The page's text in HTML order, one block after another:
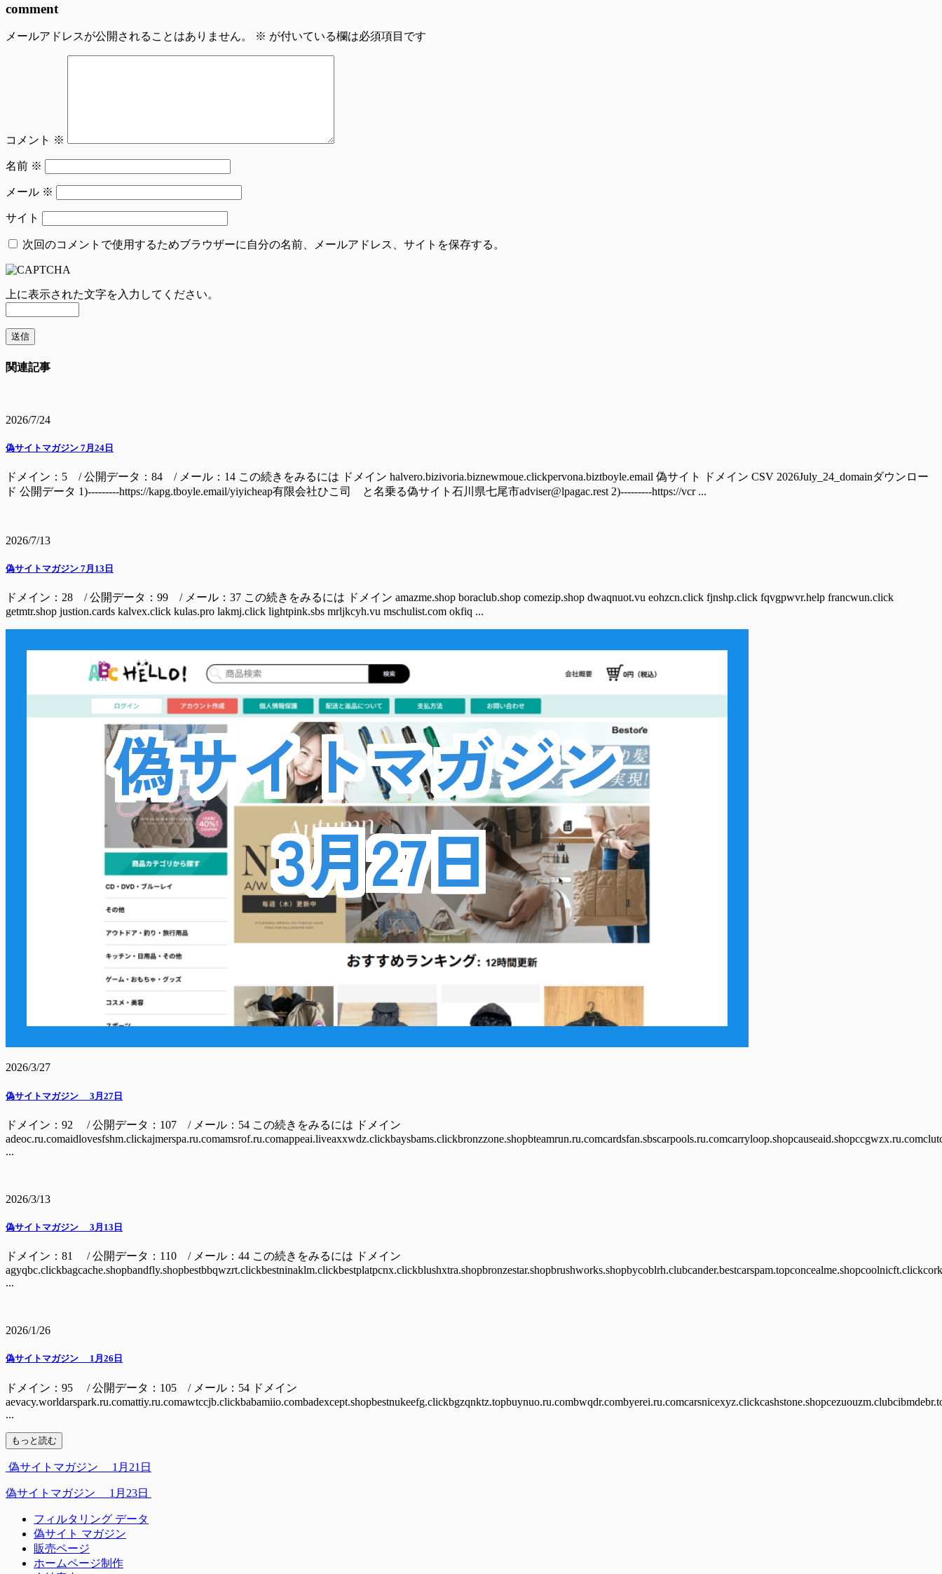
comment
メールアドレスが公開されることはありません。 ※ が付いている欄は必須項目です
コメント ※
名前 ※
メール ※
サイト
次回のコメントで使用するためブラウザーに自分の名前、メールアドレス、サイトを保存する。
上に表示された文字を入力してください。
関連記事
2026/7/24
偽サイトマガジン 7月24日
ドメイン：5 / 公開データ：84 / メール：14 この続きをみるには ドメイン halvero.bizivoria.biznewmoue.clickpervona.biztboyle.email 偽サイト ドメイン CSV 2026July_24_domainダウンロー
ド 公開データ 1)---------https://kapg.tboyle.email/yiyicheap有限会社ひこ司 と名乗る偽サイト石川県七尾市adviser@lpagac.rest 2)---------https://vcr ...
2026/7/13
偽サイトマガジン 7月13日
ドメイン：28 / 公開データ：99 / メール：37 この続きをみるには ドメイン amazme.shop boraclub.shop comezip.shop dwaqnuot.vu eohzcn.click fjnshp.click fqvgpwvr.help francwun.click
getmtr.shop justion.cards kalvex.click kulas.pro lakmj.click lightpink.sbs mrljkcyh.vu mschulist.com okfiq ...
2026/3/27
偽サイトマガジン 3月27日
ドメイン：92 / 公開データ：107 / メール：54 この続きをみるには ドメイン
...
2026/3/13
偽サイトマガジン 3月13日
ドメイン：81 / 公開データ：110 / メール：44 この続きをみるには ドメイン
...
2026/1/26
偽サイトマガジン 1月26日
ドメイン：95 / 公開データ：105 / メール：54 ドメイン
...
もっと読む
偽サイトマガジン 1月21日
偽サイトマガジン 1月23日
フィルタリング データ
偽サイト マガジン
販売ページ
ホームページ制作